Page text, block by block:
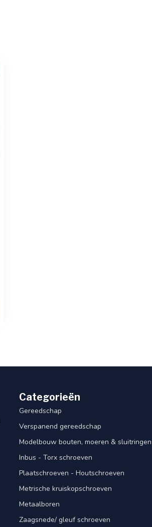
Categorieën
Gereedschap
Verspanend gereedschap
Modelbouw bouten, moeren & sluitringen
Inbus - Torx schroeven
Plaatschroeven - Houtschroeven
Metrische kruiskopschroeven
Metaalboren
Zaagsnede/ gleuf schroeven